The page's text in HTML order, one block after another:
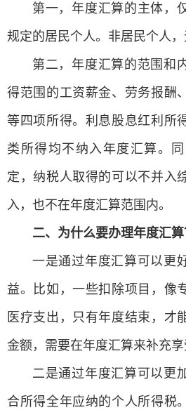
第一，年度汇算的主体，
规定的居民个人。非居民个人，
第二，年度汇算的范围和
得范围的工资薪金、劳务报酬
等四项所得。利息股息红利所
类所得均不纳入年度汇算。
定，纳税人取得的可以不并入
入，也不在年度汇算范围内。
二、为什么要办理年度汇算
一是通过年度汇算可以更
益。比如，一些扣除项目，像
医疗支出，只有年度结束，才
金额，需要在年度汇算来补充享
二是通过年度汇算可以更
合所得全年应纳的个人所得税